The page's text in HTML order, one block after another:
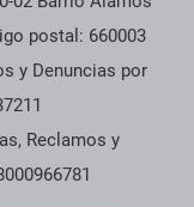
postal: 660003
y Denuncias por
Reclamos y